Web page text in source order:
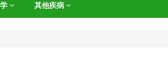
其他疾病